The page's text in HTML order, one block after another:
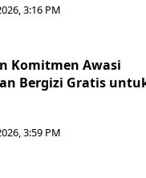
3:16 PM
Komitmen Awasi
Bergizi Gratis
3:59 PM